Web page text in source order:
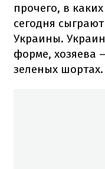
прочего, в
сегодня
Украины.
форме, хозяева
зеленых шортах.